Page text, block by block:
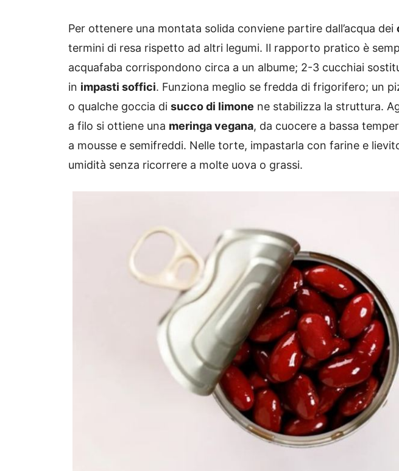
Per ottenere una montata solida conviene partire dall’acqua dei
termini di resa rispetto ad altri legumi. Il rapporto pratico è
acquafaba corrispondono circa a un albume; 2-3 cucchiai
in impasti soffici. Funziona meglio se fredda di frigorifero; un
o qualche goccia di succo di limone ne stabilizza la struttura.
a filo si ottiene una meringa vegana, da cuocere a bassa
a mousse e semifreddi. Nelle torte, impastarla con farine e
umidità senza ricorrere a molte uova o grassi.